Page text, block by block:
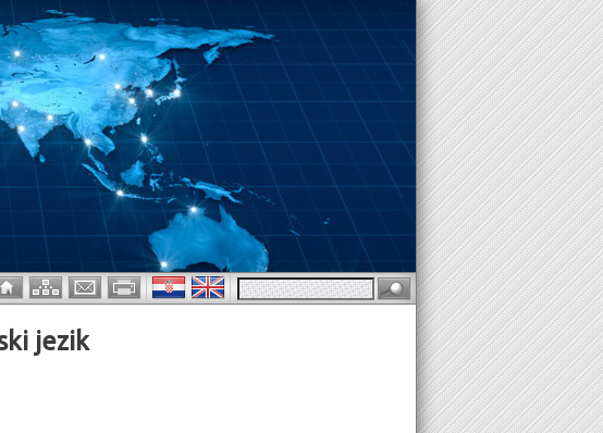
GJYGJËSOR - USTANOVENÝ SOUDNÍ TLUMOČNÍK - COURT
jezik